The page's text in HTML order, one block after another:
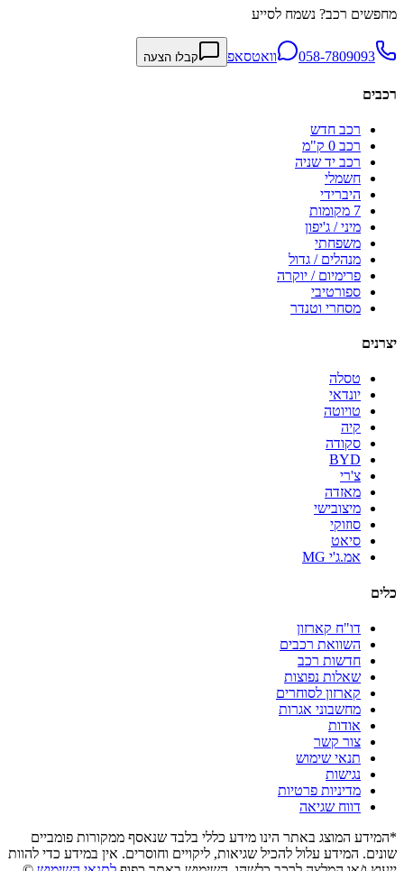
מחפשים רכב? נשמח לסייע
058-7809093 וואטסאפ קבלו הצעה
רכבים
רכב חדש
רכב 0 ק"מ
רכב יד שניה
חשמלי
היברידי
7 מקומות
מיני / ג'יפון
משפחתי
מנהלים / גדול
פרימיום / יוקרה
ספורטיבי
מסחרי וטנדר
יצרנים
טסלה
יונדאי
טויוטה
קיה
סקודה
BYD
צ'רי
מאזדה
מיצובישי
סוזוקי
סיאט
אמ.ג'י MG
כלים
דו"ח קארזון
השוואת רכבים
חדשות רכב
שאלות נפוצות
קארזון לסוחרים
מחשבוני אגרות
אודות
צור קשר
תנאי שימוש
נגישות
מדיניות פרטיות
דווח שגיאה
*המידע המוצג באתר הינו מידע כללי בלבד שנאסף ממקורות פומביים
שונים. המידע עלול להכיל שגיאות, ליקויים וחוסרים. אין במידע כדי להוות